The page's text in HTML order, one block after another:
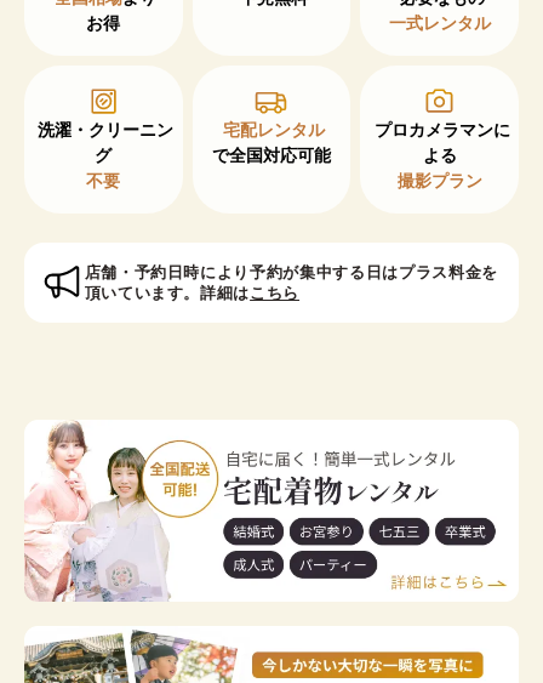
お得
一式レンタル
洗濯・クリーニン
グ
不要
宅配レンタル
で全国対応可能
プロカメラマンに
撮影プラン
店舗・予約日時により予約が集中する日はプラス料金を
頂いています。詳細はこちら